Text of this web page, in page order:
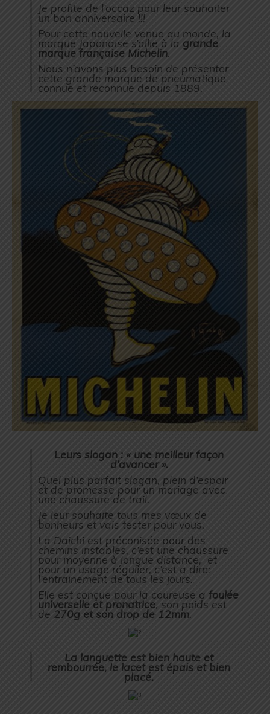
Je profite de l’occaz pour leur souhaiter
un bon anniversaire !!!
Pour cette nouvelle venue au monde, la
marque Japonaise s’allie à la grande
marque française Michelin.
Nous n’avons plus besoin de présenter
cette grande marque de pneumatique
connue et reconnue depuis 1889.
Leurs slogan : « une meilleur façon
d’avancer ».
Quel plus parfait slogan, plein d’espoir
et de promesse pour un mariage avec
une chaussure de trail.
Je leur souhaite tous mes vœux de
bonheurs et vais tester pour vous.
La Daichi est préconisée pour des
chemins instables, c’est une chaussure
pour moyenne à longue distance, et
pour un usage régulier, c’est a dire:
l’entrainement de tous les jours.
Elle est conçue pour la coureuse a foulée
universelle et pronatrice, son poids est
de 270g et son drop de 12mm.
La languette est bien haute et
rembourrée, le lacet est épais et bien
placé.